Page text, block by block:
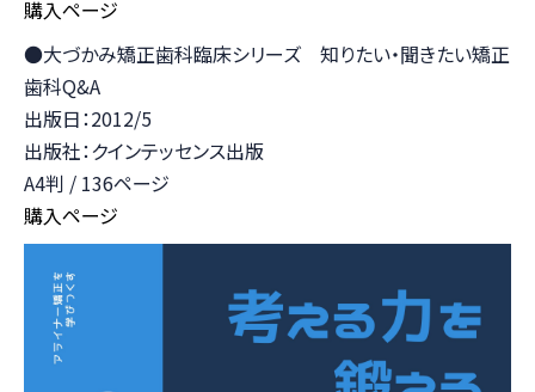
購入ページ
●大づかみ矯正歯科臨床シリーズ 知りたい・聞きたい矯正
歯科Q&A
出版日：2012/5
出版社：クインテッセンス出版
A4判 / 136ページ
購入ページ